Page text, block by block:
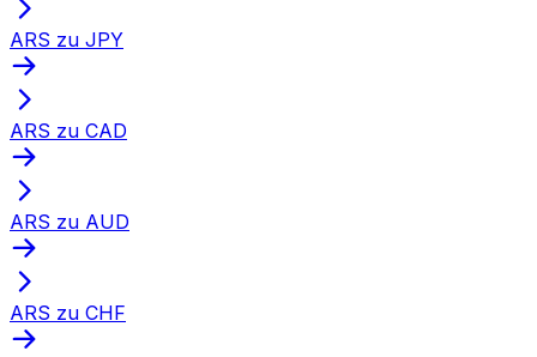
ARS zu JPY
ARS zu CAD
ARS zu AUD
ARS zu CHF